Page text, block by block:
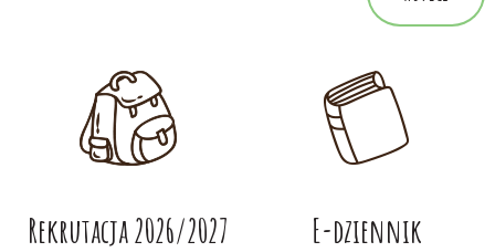
Rekrutacja 2026/2027 E-dziennik